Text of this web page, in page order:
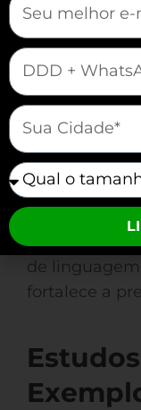
ativo com o
A era digital
consumidas
interativa.
refletir isso,
profundas
A narrativa
simples
diferentes
de
fortalece a
mauticform[telefone]
mauticform[cidade]
mauticform[equipe]